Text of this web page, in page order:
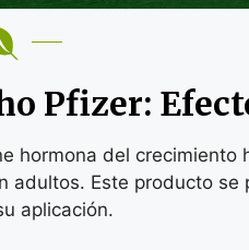
Pfizer:
hormona del crecimiento
Este producto
aplicación.